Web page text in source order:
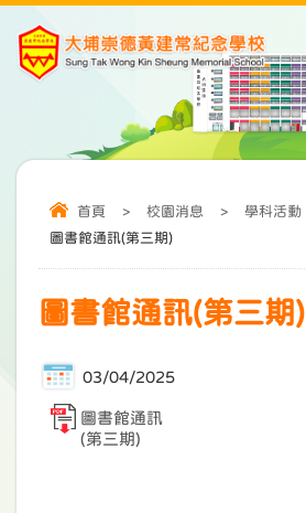
首頁 > 校園消息 > 學科活動
圖書館通訊(第三期)
圖書館通訊(第三期)
03/04/2025
圖書館通訊
(第三期)